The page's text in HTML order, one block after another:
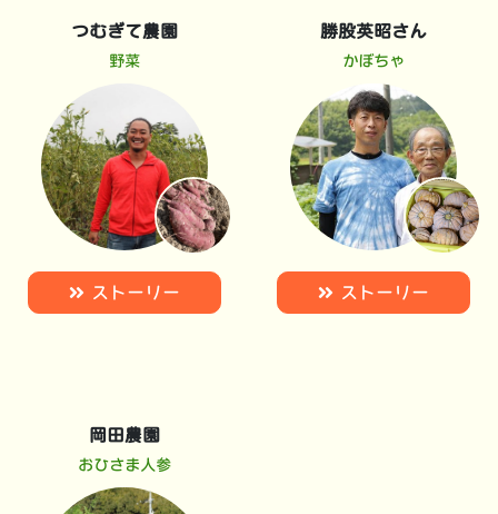
つむぎて農園
野菜
ストーリー
勝股英昭さん
かぼちゃ
ストーリー
岡田農園
おひさま人参